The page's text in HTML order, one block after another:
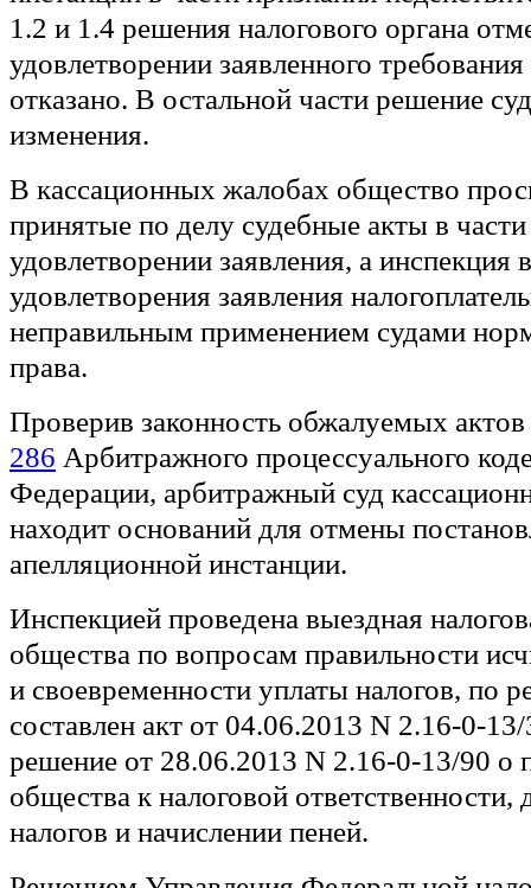
1.2 и 1.4 решения налогового органа
удовлетворении заявленного
отказано. В остальной части решение
изменения.
В кассационных жалобах общество
принятые по делу судебные акты в части
удовлетворении заявления, а инспекция
удовлетворения заявления
неправильным применением судами
права.
Проверив законность обжалуемых
286 Арбитражного процессуального
Федерации, арбитражный суд
находит оснований для отмены
апелляционной инстанции.
Инспекцией проведена выездная
общества по вопросам правильности
и своевременности уплаты налогов, по
составлен акт от 04.06.2013 N 2.16-0-
решение от 28.06.2013 N 2.16-0-13/90 о
общества к налоговой ответственности,
налогов и начислении пеней.